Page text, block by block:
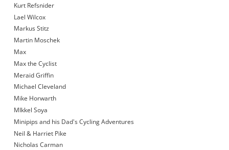
Kurt Refsnider
Lael Wilcox
Markus Stitz
Martin Moschek
Max
Max the Cyclist
Meraid Griffin
Michael Cleveland
Mike Horwarth
MIkkel Soya
Minipips and his Dad's Cycling Adventures
Neil & Harriet Pike
Nicholas Carman